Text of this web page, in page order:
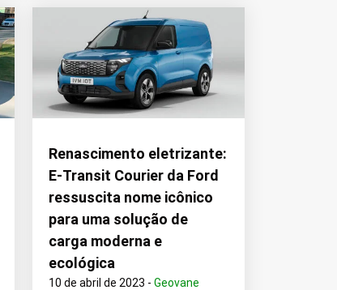
Renascimento eletrizante:
E-Transit Courier da Ford
ressuscita nome icônico
para uma solução de
carga moderna e
ecológica
10 de abril de 2023 -Geovane